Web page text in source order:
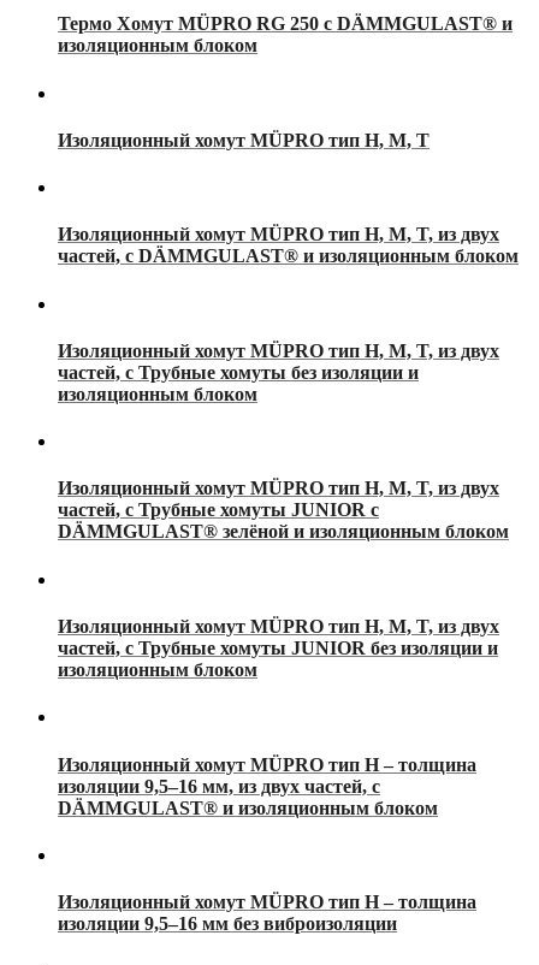
Термо Хомут MÜPRO RG 250 с DÄMMGULAST® и
изоляционным блоком
Изоляционный хомут MÜPRO тип H, M, T
Изоляционный хомут MÜPRO тип H, M, T, из двух
частей, с DÄMMGULAST® и изоляционным блоком
Изоляционный хомут MÜPRO тип H, M, T, из двух
частей, с Трубные хомуты без изоляции и
изоляционным блоком
Изоляционный хомут MÜPRO тип H, M, T, из двух
частей, с Трубные хомуты JUNIOR c
DÄMMGULAST® зелёной и изоляционным блоком
Изоляционный хомут MÜPRO тип H, M, T, из двух
частей, с Трубные хомуты JUNIOR без изоляции и
изоляционным блоком
Изоляционный хомут MÜPRO тип H ‒ толщина
изоляции 9,5‒16 мм, из двух частей, с
DÄMMGULAST® и изоляционным блоком
Изоляционный хомут MÜPRO тип H ‒ толщина
изоляции 9,5‒16 мм без виброизоляции